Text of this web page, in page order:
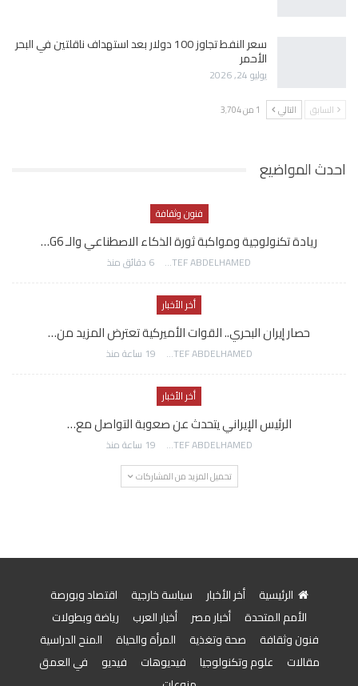
سعر النفط تجاوز 100 دولار بعد استهداف ناقلتين في البحر
الأحمر
يوليو 24, 2026
السابق التالي 1 من 3٬704
احدث المواضيع
فنون وثقافة
ريادة تكنولوجية ومواكبة ثورة الذكاء الاصطناعي والـ G6…
AWATEF ABDELHAMED 6 دقائق منذ
أخر الأخبار
حصار إيران البحري.. القوات الأميركية تعترض المزيد من…
AWATEF ABDELHAMED 19 ساعة منذ
أخر الأخبار
الرئيس الإيراني يتحدث عن صعوبة التواصل مع…
AWATEF ABDELHAMED 19 ساعة منذ
تحميل المزيد من المشاركات
الرئيسية أخر الأخبار سياسة خارجية
اقتصاد وبورصة
الأمم المتحدة
أخبار مصر أخبار العرب
رياضة وبطولات
فنون وثقافة
صحة وتغذية المرأة والحياة
المنح الدراسية
مقالات
علوم وتكنولوجيا فيديوهات فيديو
في العمق